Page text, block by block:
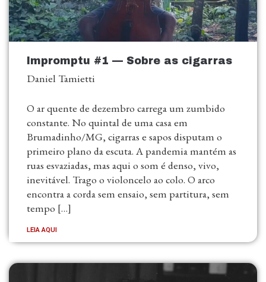
Impromptu #1 — Sobre as cigarras
Daniel Tamietti
O ar quente de dezembro carrega um zumbido
constante. No quintal de uma casa em
Brumadinho/MG, cigarras e sapos disputam o
primeiro plano da escuta. A pandemia mantém as
ruas esvaziadas, mas aqui o som é denso, vivo,
inevitável. Trago o violoncelo ao colo. O arco
encontra a corda sem ensaio, sem partitura, sem
tempo […]
LEIA AQUI